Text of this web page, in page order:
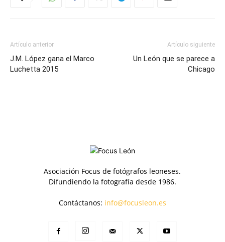
Artículo anterior
J.M. López gana el Marco
Luchetta 2015
Artículo siguiente
Un León que se parece a
Chicago
Asociación Focus de fotógrafos leoneses.
Difundiendo la fotografía desde 1986.
Contáctanos: info@focusleon.es